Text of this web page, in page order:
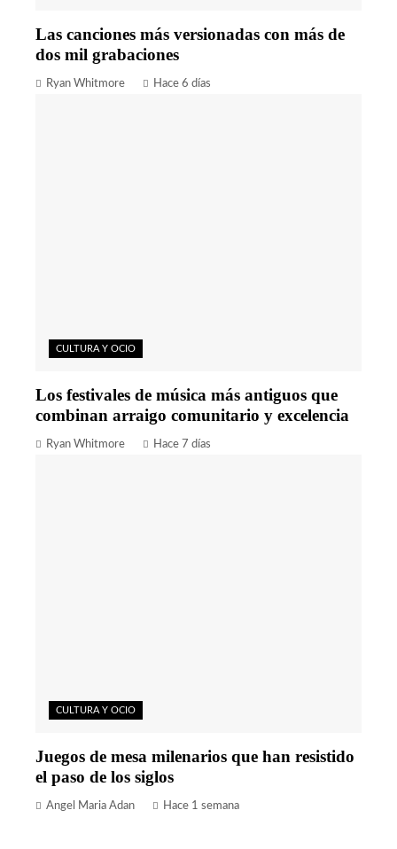
Las canciones más versionadas con más de
dos mil grabaciones
Ryan Whitmore Hace 6 días
CULTURA Y OCIO
Los festivales de música más antiguos que
combinan arraigo comunitario y excelencia
Ryan Whitmore Hace 7 días
CULTURA Y OCIO
Juegos de mesa milenarios que han resistido
el paso de los siglos
Angel Maria Adan Hace 1 semana